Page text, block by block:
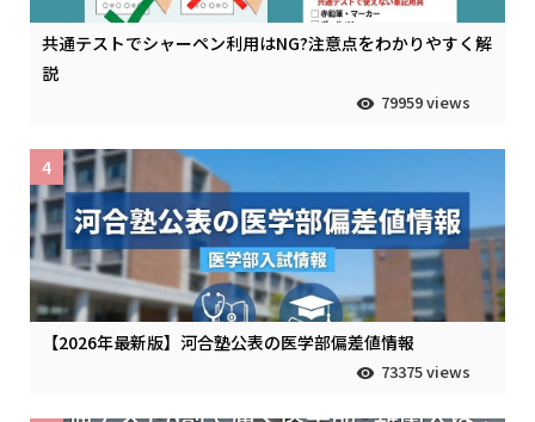
共通テストでシャーペン利用はNG?注意点をわかりやすく解
説
79959 views
【2026年最新版】河合塾公表の医学部偏差値情報
73375 views
4